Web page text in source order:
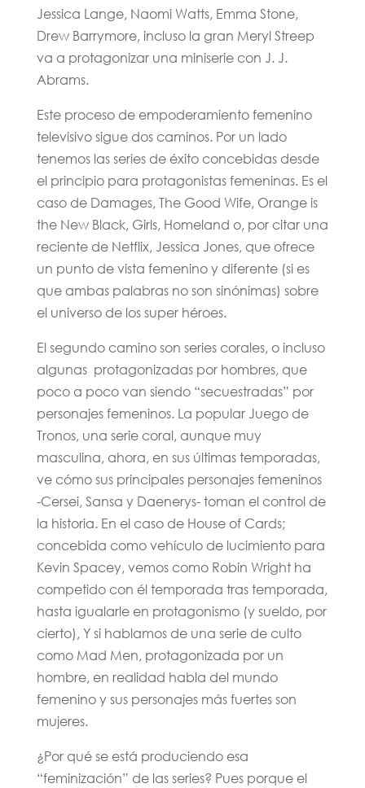
Jessica Lange, Naomi Watts, Emma Stone,
Drew Barrymore, incluso la gran Meryl Streep
va a protagonizar una miniserie con J. J.
Abrams.
Este proceso de empoderamiento femenino
televisivo sigue dos caminos. Por un lado
tenemos las series de éxito concebidas desde
el principio para protagonistas femeninas. Es el
caso de Damages, The Good Wife, Orange is
the New Black, Girls, Homeland o, por citar una
reciente de Netflix, Jessica Jones, que ofrece
un punto de vista femenino y diferente (si es
que ambas palabras no son sinónimas) sobre
el universo de los super héroes.
El segundo camino son series corales, o incluso
algunas protagonizadas por hombres, que
poco a poco van siendo “secuestradas” por
personajes femeninos. La popular Juego de
Tronos, una serie coral, aunque muy
masculina, ahora, en sus últimas temporadas,
ve cómo sus principales personajes femeninos
-Cersei, Sansa y Daenerys- toman el control de
la historia. En el caso de House of Cards;
concebida como vehículo de lucimiento para
Kevin Spacey, vemos como Robin Wright ha
competido con él temporada tras temporada,
hasta igualarle en protagonismo (y sueldo, por
cierto), Y si hablamos de una serie de culto
como Mad Men, protagonizada por un
hombre, en realidad habla del mundo
femenino y sus personajes más fuertes son
mujeres.
¿Por qué se está produciendo esa
“feminización” de las series? Pues porque el